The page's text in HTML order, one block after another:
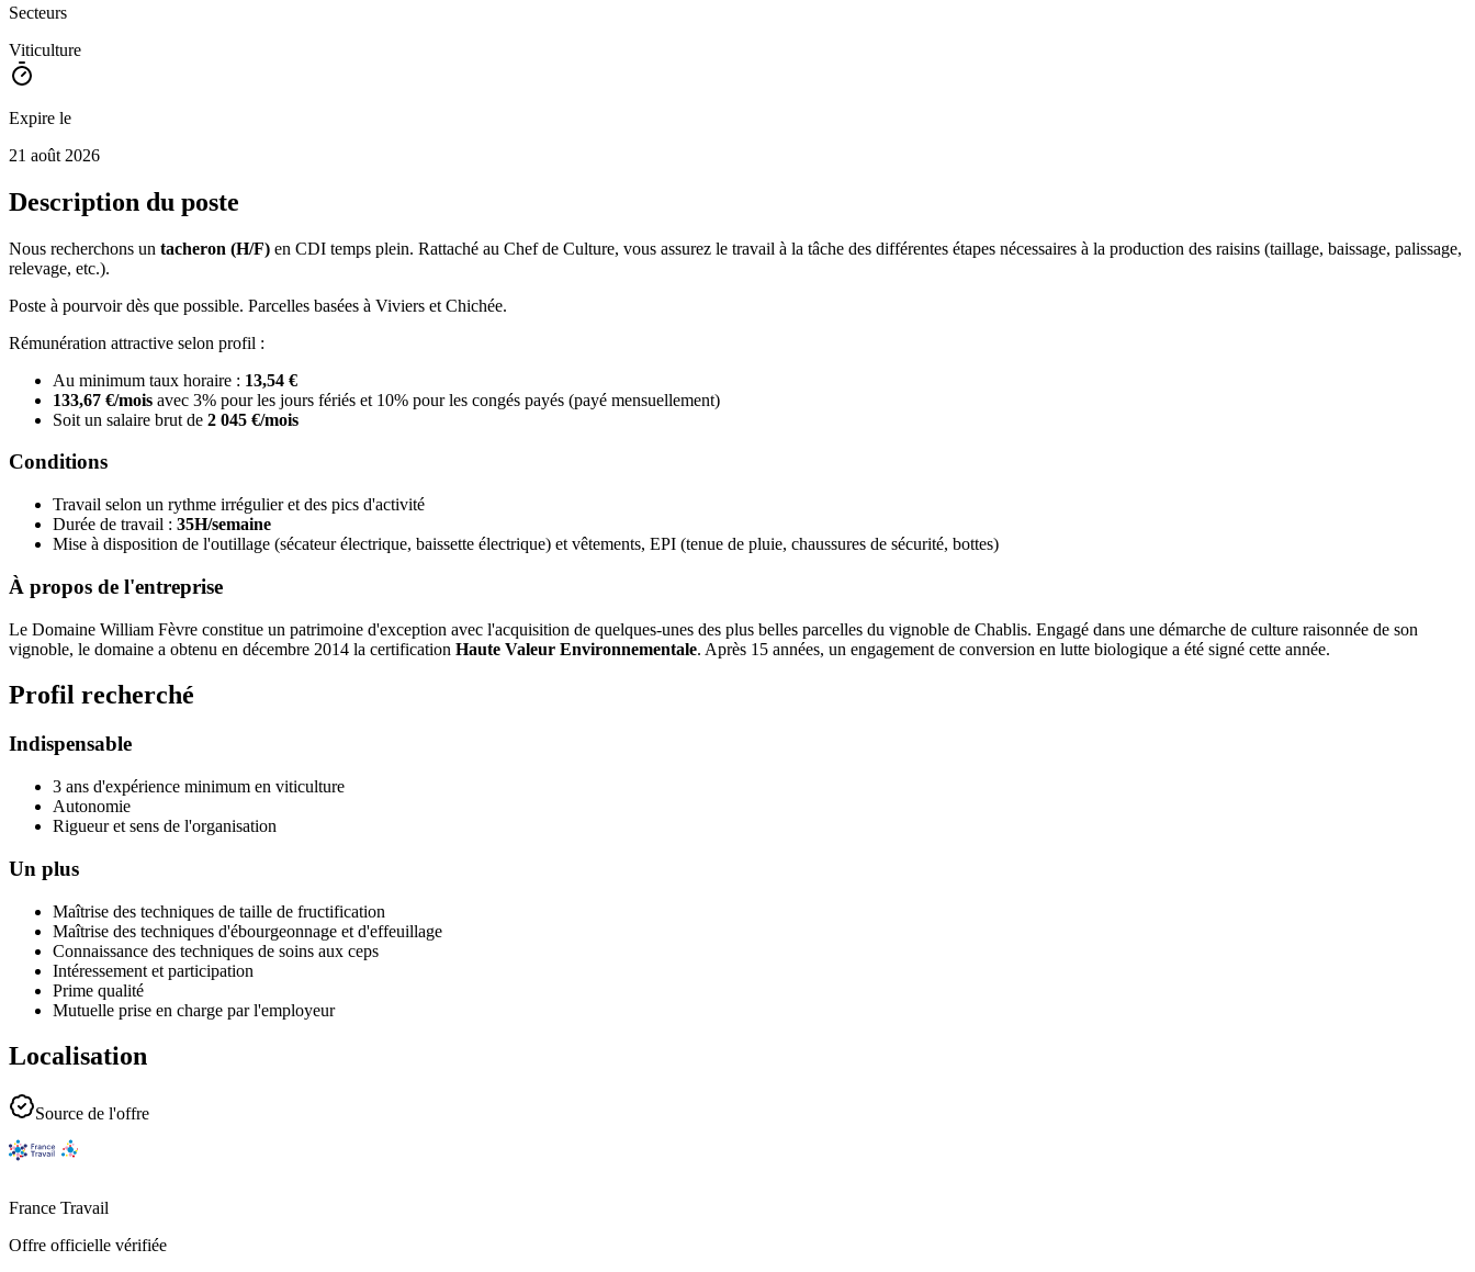
Secteurs
Viticulture
Expire le
21 août 2026
Description du poste
Nous recherchons un tacheron (H/F) en CDI temps plein. Rattaché au Chef de Culture, vous assurez le travail à la tâche des différentes étapes nécessaires à la production des raisins (taillage, baissage, palissage,
relevage, etc.).
Poste à pourvoir dès que possible. Parcelles basées à Viviers et Chichée.
Rémunération attractive selon profil :
Au minimum taux horaire : 13,54 €
133,67 €/mois avec 3% pour les jours fériés et 10% pour les congés payés (payé mensuellement)
Soit un salaire brut de 2 045 €/mois
Conditions
Travail selon un rythme irrégulier et des pics d'activité
Durée de travail : 35H/semaine
Mise à disposition de l'outillage (sécateur électrique, baissette électrique) et vêtements, EPI (tenue de pluie, chaussures de sécurité, bottes)
À propos de l'entreprise
Le Domaine William Fèvre constitue un patrimoine d'exception avec l'acquisition de quelques-unes des plus belles parcelles du vignoble de Chablis. Engagé dans une démarche de culture raisonnée de son
vignoble, le domaine a obtenu en décembre 2014 la certification Haute Valeur Environnementale. Après 15 années, un engagement de conversion en lutte biologique a été signé cette année.
Profil recherché
Indispensable
3 ans d'expérience minimum en viticulture
Autonomie
Rigueur et sens de l'organisation
Un plus
Maîtrise des techniques de taille de fructification
Maîtrise des techniques d'ébourgeonnage et d'effeuillage
Connaissance des techniques de soins aux ceps
Intéressement et participation
Prime qualité
Mutuelle prise en charge par l'employeur
Localisation
Source de l'offre
France Travail
Offre officielle vérifiée